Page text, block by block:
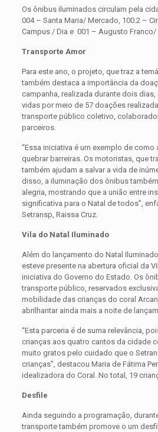
Os ônibus iluminados circulam pela
004 – Santa Maria/ Mercado, 100.2 –
Campus / Dia e 001 – Augusto Franco/
Transporte Amor
Para este ano, o projeto, que traz a
também destaca a importância da
campanha, realizada durante dois dias,
vidas por meio de 57 doações
transporte público coletivo,
parceiros.
“Essa iniciativa é um exemplo de
quebrar barreiras. Os motoristas, que
também ajudam a salvar a vida de
disso, a iluminação dos ônibus
alegria, mostrando que a união entre
significativa para o Natal de todos”,
Setransp, Raissa Cruz.
Vila do Natal Iluminado
Além do lançamento do Natal
esteve presente na abertura oficial da
iniciativa do Governo do Estado. Os
transporte público, reservados
mobilidade das crianças do coral
abrilhantar ainda mais a noite de
“Esta parceria é de suma relevância,
crianças aos quatro cantos da cidade
muito gratos pelo cuidado que o
crianças”, destacou Maria de Fátima
idealizadora do Coral. No total, 19
Desfile
Ainda seguindo a programação,
transporte também promove o um